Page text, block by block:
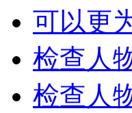
可以更
检查人
检查人